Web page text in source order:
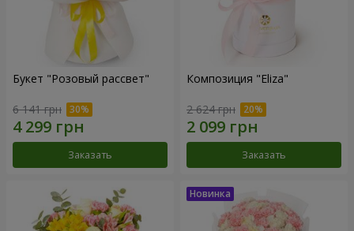
Букет "Розовый рассвет"
6 141 грн
Заказать
Композиция "Eliza"
2 624 грн
Заказать